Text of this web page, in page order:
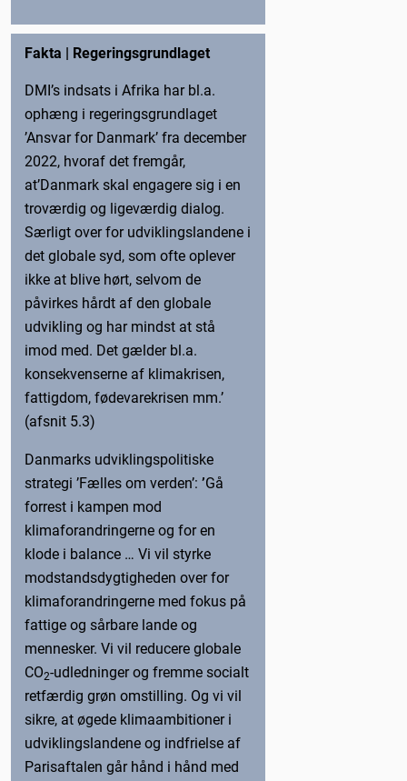
Fakta | Regeringsgrundlaget
DMI’s indsats i Afrika har bl.a.
ophæng i regeringsgrundlaget
’Ansvar for Danmark’ fra december
2022, hvoraf det fremgår,
at’Danmark skal engagere sig i en
troværdig og ligeværdig dialog.
Særligt over for udviklingslandene i
det globale syd, som ofte oplever
ikke at blive hørt, selvom de
påvirkes hårdt af den globale
udvikling og har mindst at stå
imod med. Det gælder bl.a.
konsekvenserne af klimakrisen,
fattigdom, fødevarekrisen mm.’
(afsnit 5.3)
Danmarks udviklingspolitiske
strategi ’Fælles om verden’: ’Gå
forrest i kampen mod
klimaforandringerne og for en
klode i balance … Vi vil styrke
modstandsdygtigheden over for
klimaforandringerne med fokus på
fattige og sårbare lande og
mennesker. Vi vil reducere globale
CO2-udledninger og fremme socialt
retfærdig grøn omstilling. Og vi vil
sikre, at øgede klimaambitioner i
udviklingslandene og indfrielse af
Parisaftalen går hånd i hånd med